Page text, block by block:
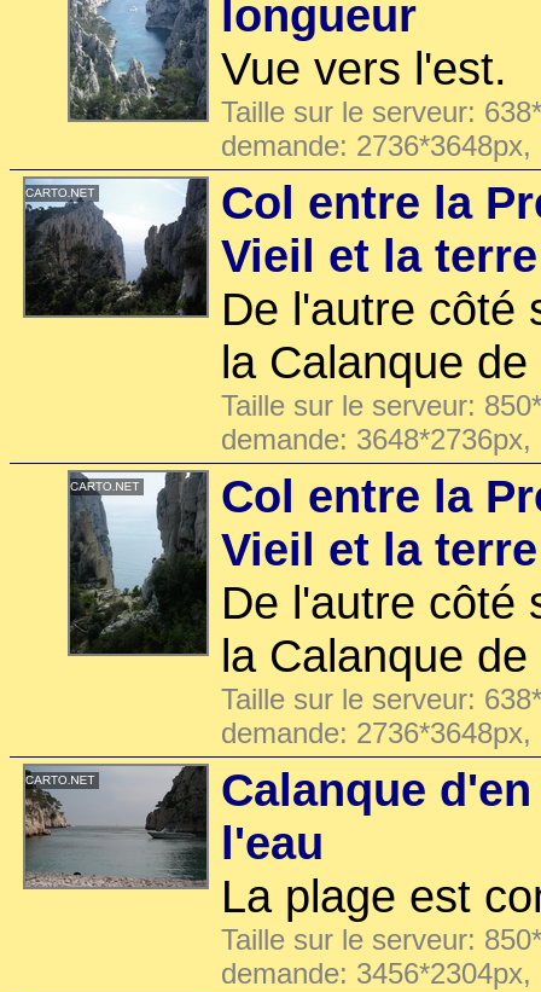
longueur
Vue vers l'est.
Taille sur le serveur:
demande:
Col entre la
Vieil et la
De l'autre côté
la Calanque
Taille sur le serveur:
demande:
Col entre la
Vieil et la
De l'autre côté
la Calanque
Taille sur le serveur:
demande:
Calanque
l'eau
La plage est
Taille sur le serveur:
demande: